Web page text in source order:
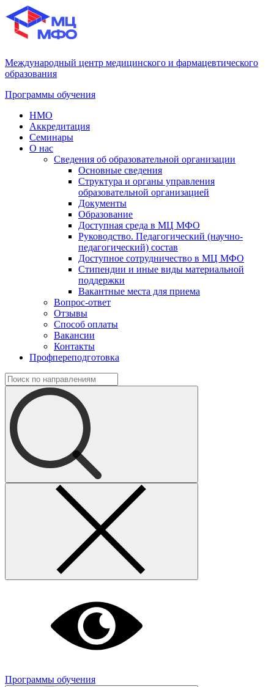
Международный центр медицинского и фармацевтического
образования
Программы обучения
НМО
Аккредитация
Семинары
О нас
Сведения об образовательной организации
Основные сведения
Структура и органы управления
образовательной организацией
Документы
Образование
Доступная среда в МЦ МФО
Руководство. Педагогический (научно-
педагогический) состав
Доступное сотрудничество в МЦ МФО
Стипендии и иные виды материальной
поддержки
Вакантные места для приема
Вопрос-ответ
Отзывы
Способ оплаты
Вакансии
Контакты
Профпереподготовка
Программы обучения